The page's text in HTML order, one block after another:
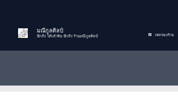
content
มณีกูลศิลป์
นึกถึง โต๊ะม้าหิน นึกถึง ร้านมณีกูลศิลป์ เพจของร้าน